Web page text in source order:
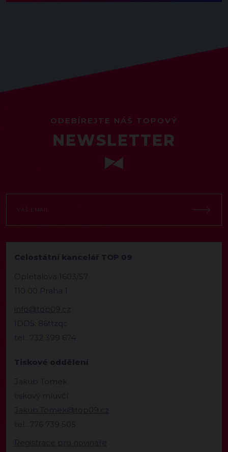
ODEBÍREJTE NÁŠ TOPOVÝ
NEWSLETTER
Celostátní kancelář TOP 09
Opletalova 1603/57
110 00 Praha 1
info@top09.cz
IDDS: 86ttzqc
tel.: 732 399 674
Tiskové oddělení
Jakub Tomek
tiskový mluvčí
Jakub.Tomek@top09.cz
tel.: 776 739 505
Registrace pro novináře